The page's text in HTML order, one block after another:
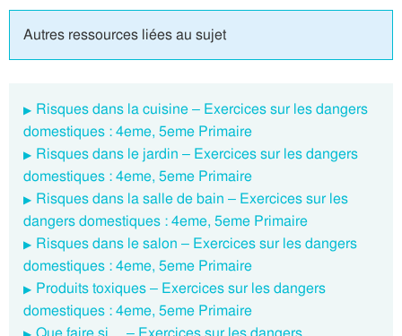
Autres ressources liées au sujet
Risques dans la cuisine – Exercices sur les dangers
domestiques : 4eme, 5eme Primaire
Risques dans le jardin – Exercices sur les dangers
domestiques : 4eme, 5eme Primaire
Risques dans la salle de bain – Exercices sur les
dangers domestiques : 4eme, 5eme Primaire
Risques dans le salon – Exercices sur les dangers
domestiques : 4eme, 5eme Primaire
Produits toxiques – Exercices sur les dangers
domestiques : 4eme, 5eme Primaire